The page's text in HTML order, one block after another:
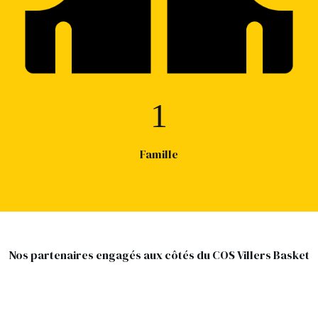
1
Famille
Nos partenaires engagés aux côtés du COS Villers Basket